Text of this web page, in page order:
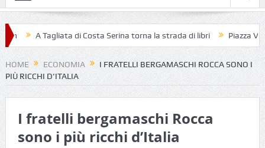
A Tagliata di Costa Serina torna la strada di libri Piazza
HOME ECONOMIA
I FRATELLI BERGAMASCHI ROCCA SONO I
PIÙ RICCHI D’ITALIA
I fratelli bergamaschi Rocca
sono i più ricchi d’Italia